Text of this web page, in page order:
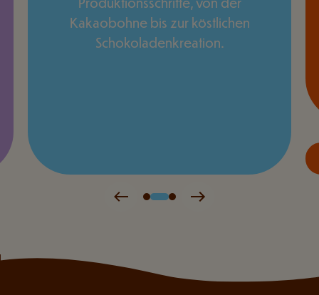
Kakaobohne bis zur köstlichen
Schokoladenkreation.